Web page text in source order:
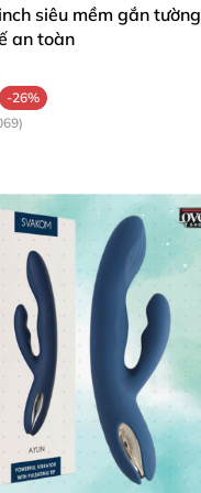
siêu mềm gắn tường
an toàn
-26%